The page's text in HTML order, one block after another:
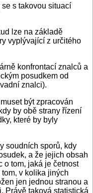
s takovou situací
lze na základě
vyplývající z určitého
konfrontací znalců a
posudkem od
znalci).
být zpracován
by obě strany řízení
které by byly
soudních sporů, kdy
a že jejich obsah
o tom, jaká je četnost
v kolika jiných
jen jednou stranou a
Právě taková statistická